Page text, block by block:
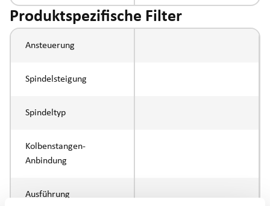
Produktspezifische Filter
Ansteuerung
Spindelsteigung
Spindeltyp
Kolbenstangen-
Anbindung
Ausführung